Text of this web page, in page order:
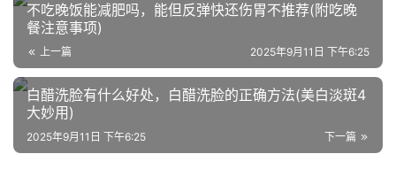
私
域
社
群
问
答
不吃晚饭能减肥吗，能但反弹快还伤胃不推荐(附吃晚
餐注意事项)
上一篇 2025年9月11日 下午6:25
白醋洗脸有什么好处，白醋洗脸的正确方法(美白淡斑4
大妙用)
下一篇
2025年9月11日 下午6:25